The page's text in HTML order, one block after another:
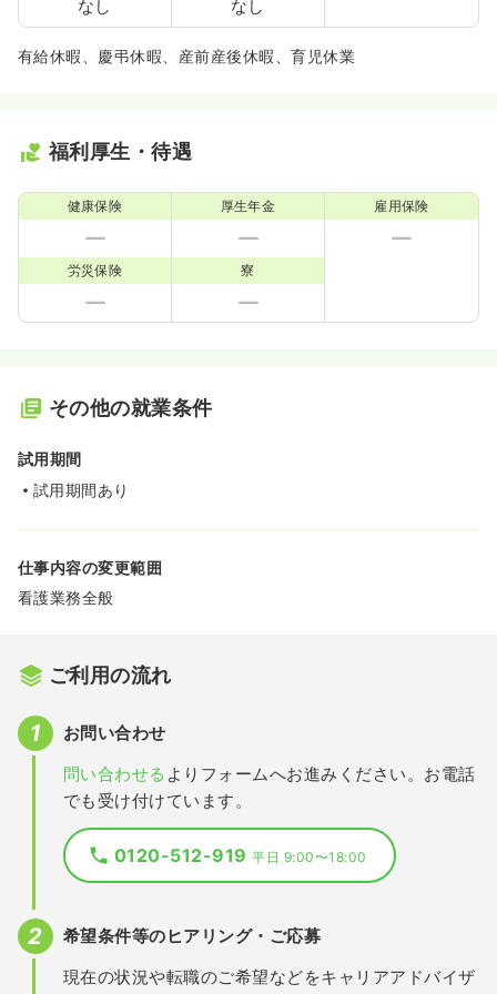
なし なし
有給休暇、慶弔休暇、産前産後休暇、育児休業
福利厚生・待遇
健康保険 厚生年金 雇用保険
労災保険 寮
その他の就業条件
試用期間
試用期間あり
仕事内容の変更範囲
看護業務全般
ご利用の流れ
お問い合わせ
問い合わせる よりフォームへお進みください。お電話
でも受け付けています。
0120-512-919平日 9:00〜18:00
希望条件等のヒアリング・ご応募
現在の状況や転職のご希望などをキャリアアドバイザ